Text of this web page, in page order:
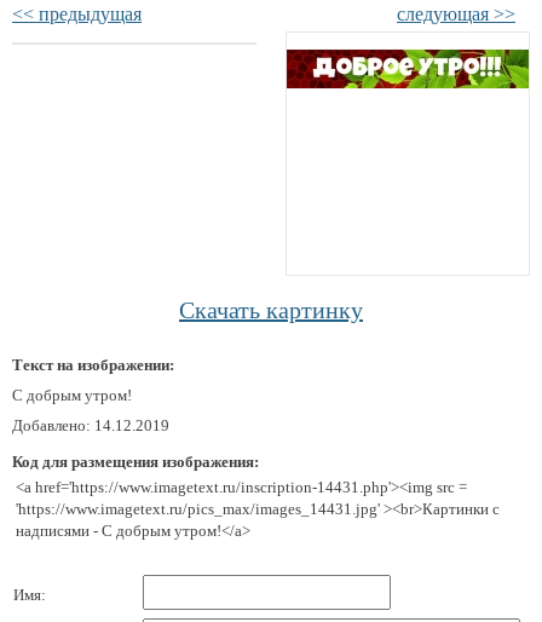
<< предыдущая следующая >>
Скачать картинку
Текст на изображении:
С добрым утром!
Добавлено: 14.12.2019
Код для размещения изображения:
<a href='https://www.imagetext.ru/inscription-14431.php'><img src =
'https://www.imagetext.ru/pics_max/images_14431.jpg' ><br>Картинки с
надписями - С добрым утром!</a>
Имя: